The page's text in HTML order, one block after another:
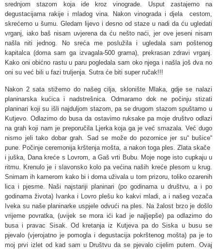
srednjom stazom koja ide kroz vinograde. Usput zastajemo na
degustacijama rakije i mladog vina. Nakon vinograda i djela cestom,
skrećemo u šumu. Gledam lijevo i desno od staze u nadi da ću ugledati
vrganj, iako baš nisam uvjerena da ću nešto naći, jer ove jeseni nisam
našla niti jednog. No sreća me poslužila i ugledala sam poštenog
kapitalca (doma sam ga izvagala-500 grama), prekrasan zdravi vrganj.
Kako oni obićno rastu u paru pogledala sam oko njega i našla još dva no
oni su već bili u fazi truljenja. Sutra će biti super ručak!!!
Nakon 2 sata stižemo do našeg cilja, sklonište Mlaka, gdje se nalazi
planinarska kućica i nadstrešnica. Odmaramo dok ne počinju stizati
planinari koji su išli najduljom stazom, pa se drugom stazom spuštamo u
Kutjevo. Odlazimo do busa da ostavimo ruksake pa moje društvo odlazi
na grah koji nam je preporučila Ljerka koja ga je već smazala. Već dugo
nismo jeli tako dobar grah. Sad se može do pozornice jer su“ bušice“
pune. Počinje ceremonija krštenja mošta, a nakon toga ples. Zlata skače
i juška, Dana kreće s Lovrom, a Gaš vrti Bubu. Moje noge isto cupkaju u
ritmu. Krenulo je i slavonsko kolo pa većina naših kreće plesom u krug.
Snimam ih kamerom kako bi i doma uživala u tom prizoru, toliko ozarenih
lica i pjesme. Naši najstariji planinari (po godinama u društvu, a i po
godinama života) Ivanka i Lovro plešu ko kakvi mladi, a i našeg vozača
Iveka su naše planinarke uspjele odvući na ples. Na žalost brzo je došlo
vrijeme povratka, (uvijek se mora ići kad je najljepše) pa odlazimo do
busa i pravac Sisak. Od kretanja iz Kutjeva pa do Siska u busu se
pjevalo (vjerojatno je pomogla i degustacija pokrštenog mošta) pa je to
moj prvi izlet od kad sam u Društvu da se pjevalo cijelim putem. Ovaj